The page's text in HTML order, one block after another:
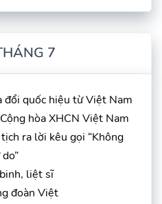
7
quốc hiệu từ Việt Nam
hòa XHCN Việt Nam
ra lời kêu gọi “Không
liệt sĩ
đoàn Việt